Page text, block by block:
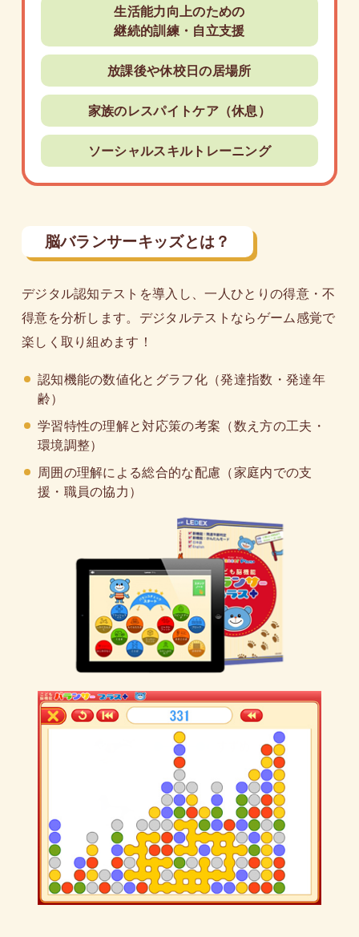
生活能力向上のための
継続的訓練・自立支援
放課後や休校日の居場所
家族のレスパイトケア（休息）
ソーシャルスキルトレーニング
脳バランサーキッズとは？
デジタル認知テストを導入し、一人ひとりの得意・不
得意を分析します。デジタルテストならゲーム感覚で
楽しく取り組めます！
認知機能の数値化とグラフ化（発達指数・発達年
齢）
学習特性の理解と対応策の考案（数え方の工夫・
環境調整）
周囲の理解による総合的な配慮（家庭内での支
援・職員の協力）